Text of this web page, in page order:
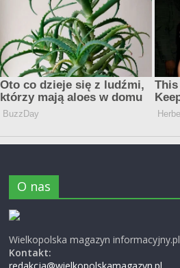
O nas
Wielkopolska magazyn informacyjny.pl
Kontakt: